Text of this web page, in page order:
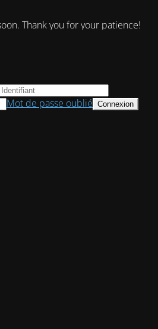
Thank you for your patience!
Mot de passe oublié